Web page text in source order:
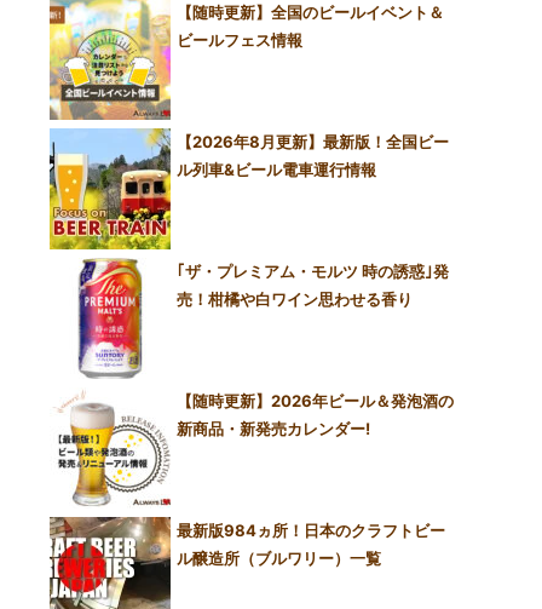
【随時更新】全国のビールイベント＆
ビールフェス情報
【2026年8月更新】最新版！全国ビー
ル列車&ビール電車運行情報
｢ザ・プレミアム・モルツ 時の誘惑｣発
売！柑橘や白ワイン思わせる香り
【随時更新】2026年ビール＆発泡酒の
新商品・新発売カレンダー!
最新版984ヵ所！日本のクラフトビー
ル醸造所（ブルワリー）一覧